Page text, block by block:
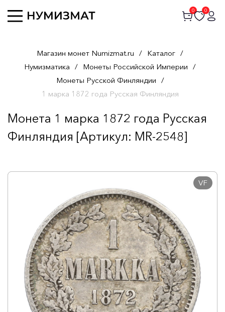
0 0
Магазин монет Numizmat.ru / Каталог /
Нумизматика / Монеты Российской Империи /
Монеты Русской Финляндии /
1 марка 1872 года Русская Финляндия
Монета 1 марка 1872 года Русская
Финляндия [Артикул: MR-2548]
VF